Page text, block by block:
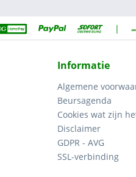
|
Informatie
Algemene
Beursagenda
Cookies wat zijn
Disclaimer
GDPR - AVG
SSL-verbinding